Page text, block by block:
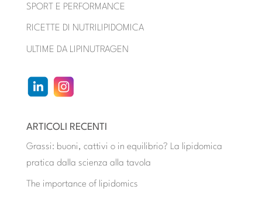
SPORT E PERFORMANCE
RICETTE DI NUTRILIPIDOMICA
ULTIME DA LIPINUTRAGEN
ARTICOLI RECENTI
Grassi: buoni, cattivi o in equilibrio? La lipidomica
pratica dalla scienza alla tavola
The importance of lipidomics